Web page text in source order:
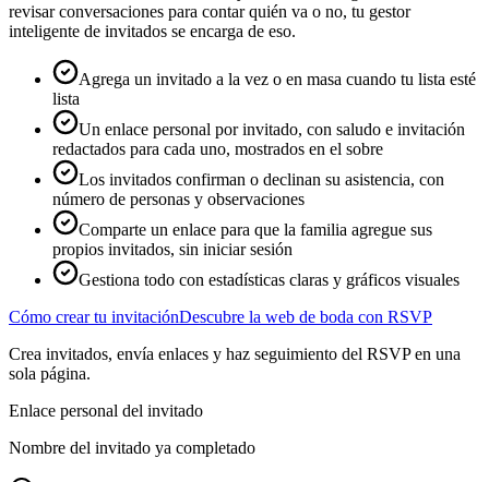
revisar conversaciones para contar quién va o no, tu gestor
inteligente de invitados se encarga de eso.
Agrega un invitado a la vez o en masa cuando tu lista esté
lista
Un enlace personal por invitado, con saludo e invitación
redactados para cada uno, mostrados en el sobre
Los invitados confirman o declinan su asistencia, con
número de personas y observaciones
Comparte un enlace para que la familia agregue sus
propios invitados, sin iniciar sesión
Gestiona todo con estadísticas claras y gráficos visuales
Cómo crear tu invitaciónDescubre la web de boda con RSVP
Crea invitados, envía enlaces y haz seguimiento del RSVP en una
sola página.
Enlace personal del invitado
Nombre del invitado ya completado